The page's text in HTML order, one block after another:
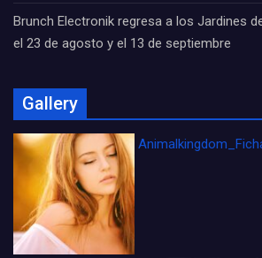
Brunch Electronik regresa a los Jardines
el 23 de agosto y el 13 de septiembre
Gallery